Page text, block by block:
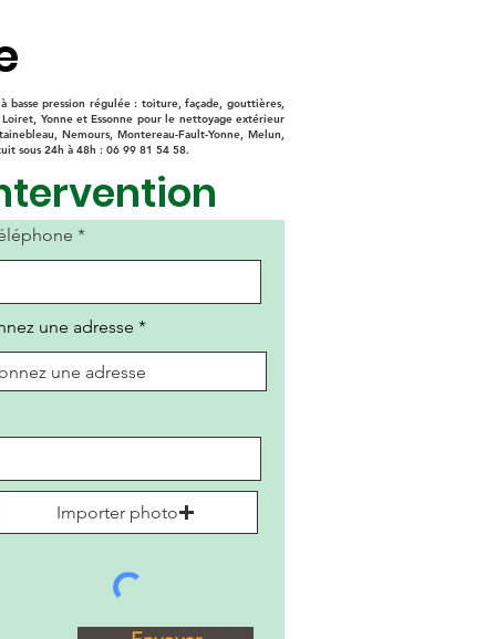
basse pression régulée : toiture, façade, gouttières,
Yonne et Essonne pour le nettoyage extérieur
Nemours, Montereau-Fault-Yonne, Melun,
sous 24h à 48h : 06 99 81 54 58.
*
une adresse
Importer photo